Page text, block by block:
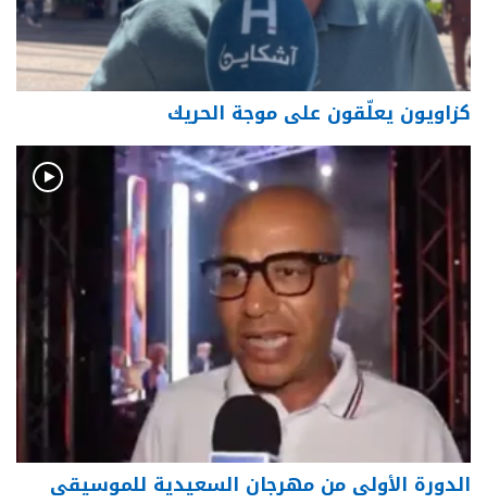
كزاويون يعلّقون على موجة الحريك
الدورة الأولى من مهرجان السعيدية للموسيقى